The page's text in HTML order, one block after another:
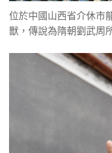
位於中國山西省介休市
獸，傳說為隋朝劉武周